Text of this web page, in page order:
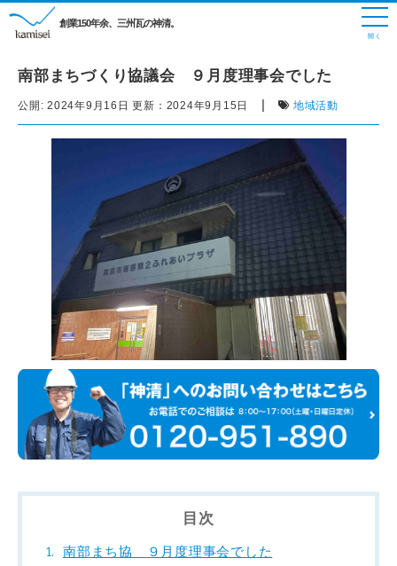
創業150年余、三州瓦の神清。
南部まちづくり協議会 ９月度理事会でした
公開: 2024年9月16日 更新： 2024年9月15日 | 地域活動
目次
南部まち協 ９月度理事会でした